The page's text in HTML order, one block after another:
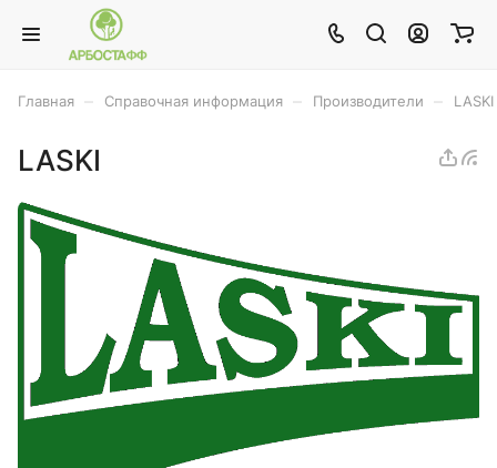
Главная Справочная информация Производители LASKI
LASKI